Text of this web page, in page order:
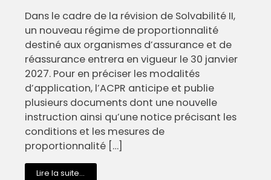
Dans le cadre de la révision de Solvabilité II,
un nouveau régime de proportionnalité
destiné aux organismes d’assurance et de
réassurance entrera en vigueur le 30 janvier
2027. Pour en préciser les modalités
d’application, l’ACPR anticipe et publie
plusieurs documents dont une nouvelle
instruction ainsi qu’une notice précisant les
conditions et les mesures de
proportionnalité […]
Lire la suite...